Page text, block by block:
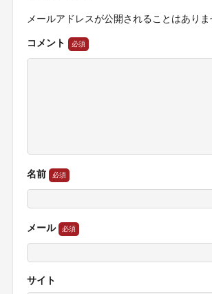
メールアドレスが公開されることはありま
コメント
名前
メール
サイト